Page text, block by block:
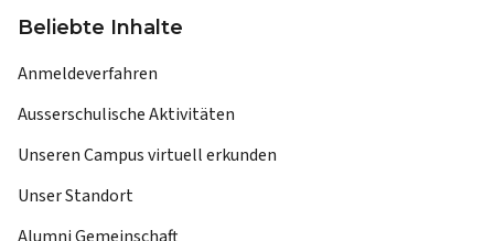
Beliebte Inhalte
Anmeldeverfahren
Ausserschulische Aktivitäten
Unseren Campus virtuell erkunden
Unser Standort